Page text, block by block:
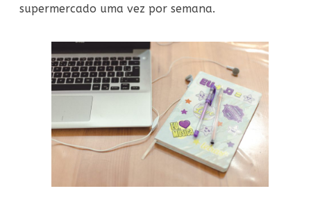
supermercado uma vez por semana.